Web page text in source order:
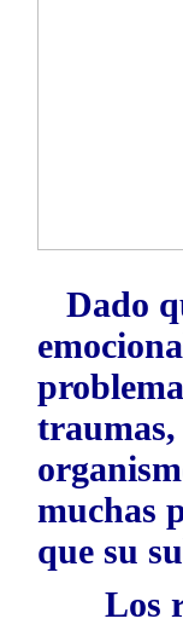
Dado
traumas,
muchas
que su
Los